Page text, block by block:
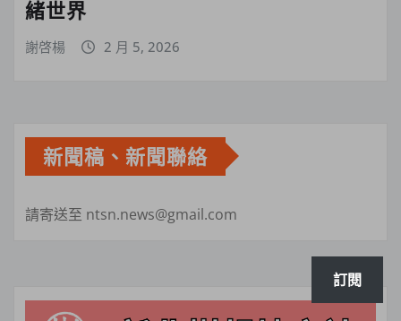
緒世界
謝啓楊 2 月 5, 2026
新聞稿、新聞聯絡
請寄送至 ntsn.news@gmail.com
訂閱